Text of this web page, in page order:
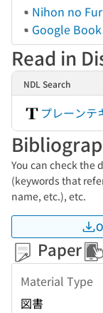
Nihon no
Google
Read in
NDL Search
プレーンテ
You can check the
(keywords that
name, etc.), etc.
Paper
Material Type
図書